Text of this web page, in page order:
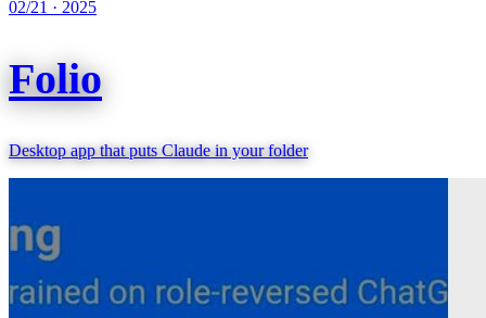
02/21 · 2025
Folio
Desktop app that puts Claude in your folder